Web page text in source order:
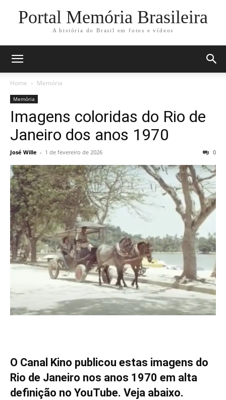
Portal Memória Brasileira
A história do Brasil em fotos e vídeos
Home Memória
Memória
Imagens coloridas do Rio de
Janeiro dos anos 1970
José Wille - 1 de fevereiro de 2026 0
O Canal Kino publicou estas imagens do
Rio de Janeiro nos anos 1970 em alta
definição no YouTube. Veja abaixo.